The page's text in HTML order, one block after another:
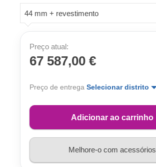
44 mm + revestimento
Preço atual:
67 587,00 €
Preço de entrega Selecionar distrito
Adicionar ao carrinho
Melhore-o com acessórios